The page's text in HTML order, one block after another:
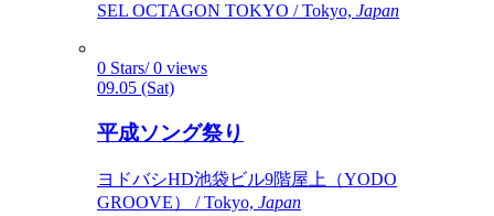
SEL OCTAGON TOKYO / Tokyo, Japan
0 Stars/ 0 views
09.05 (Sat)
平成ソング祭り
ヨドバシHD池袋ビル9階屋上（YODO
GROOVE） / Tokyo, Japan